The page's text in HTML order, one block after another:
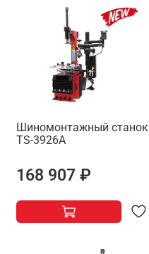
Шиномонтажный станок
TS-3926A
168 907 ₽